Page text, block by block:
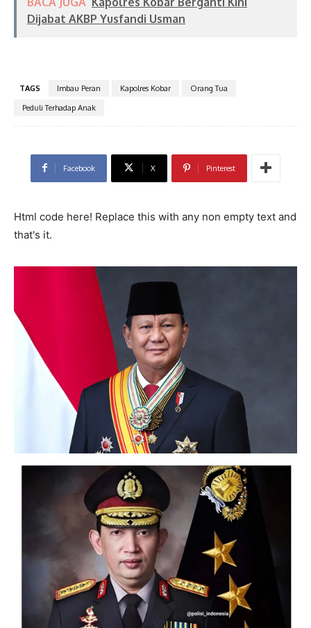
Dijabat AKBP Yusfandi Usman
TAGS Imbau Peran Kapolres Kobar
Orang Tua
Peduli Terhadap Anak
Facebook X Pinterest
Html code here! Replace this with any non empty text and
that's it.